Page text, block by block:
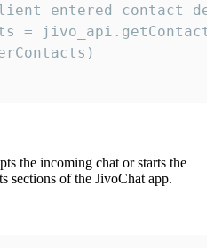
entered contact
=
the incoming chat or starts the
sections of the JivoChat app.